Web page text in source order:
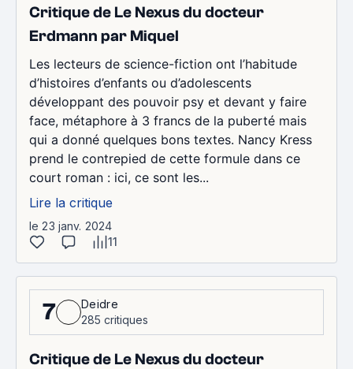
Critique de Le Nexus du docteur
Erdmann par Miquel
Les lecteurs de science-fiction ont l’habitude
d’histoires d’enfants ou d’adolescents
développant des pouvoir psy et devant y faire
face, métaphore à 3 francs de la puberté mais
qui a donné quelques bons textes. Nancy Kress
prend le contrepied de cette formule dans ce
court roman : ici, ce sont les...
Lire la critique
le 23 janv. 2024
11
7
Deidre
285 critiques
Critique de Le Nexus du docteur